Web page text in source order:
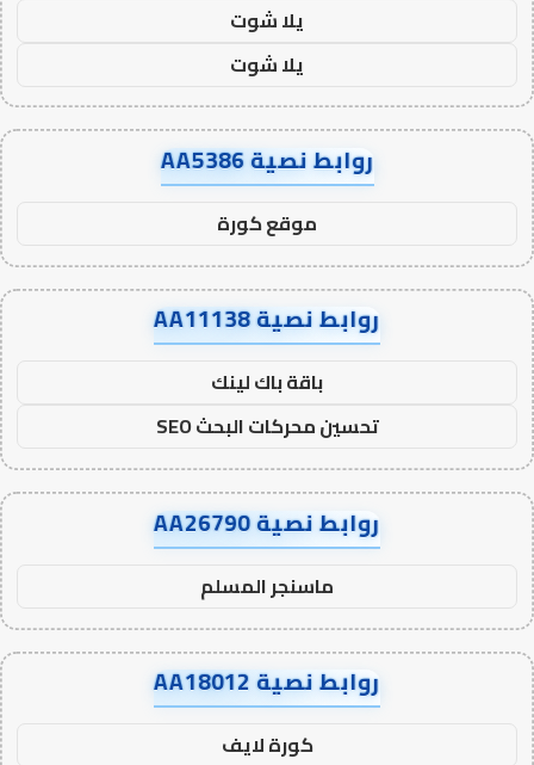
يلا شوت
يلا شوت
روابط نصية AA5386
موقع كورة
روابط نصية AA11138
باقة باك لينك
تحسين محركات البحث SEO
روابط نصية AA26790
ماسنجر المسلم
روابط نصية AA18012
كورة لايف